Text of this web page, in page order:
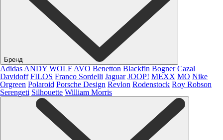
Бренд
Adidas ANDY WOLF AVO Benetton Blackfin Bogner Cazal
Davidoff FILOS Franco Sordelli Jaguar JOOP! MEXX MO Nike
Orgreen Polaroid Porsche Design Revlon Rodenstock Roy Robson
Serengeti Silhouette William Morris